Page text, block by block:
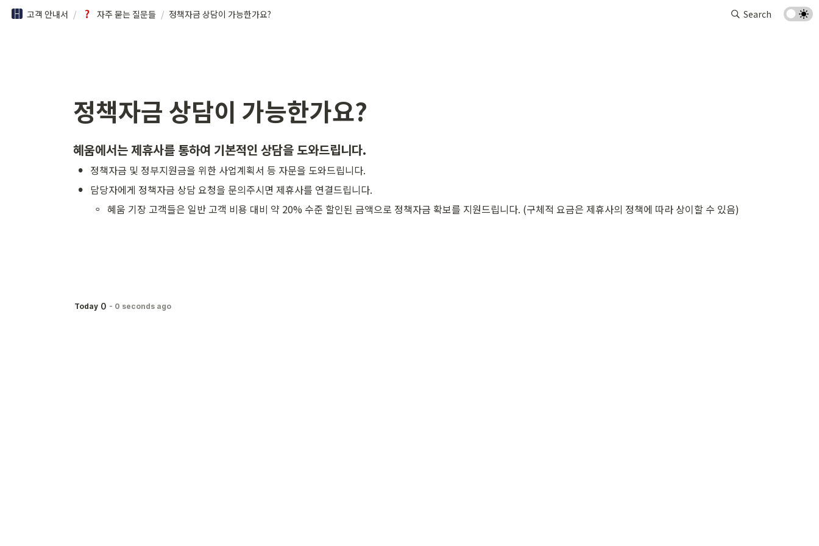
고객 안내서 / 자주 묻는 질문들 / 정책자금 상담이 가능한가요? Search
정책자금 상담이 가능한가요?
혜움에서는 제휴사를 통하여 기본적인 상담을 도와드립니다.
• 정책자금 및 정부지원금을 위한 사업계획서 등 자문을 도와드립니다.
• 담당자에게 정책자금 상담 요청을 문의주시면 제휴사를 연결드립니다.
◦ 혜움 기장 고객들은 일반 고객 비용 대비 약 20% 수준 할인된 금액으로 정책자금 확보를 지원드립니다. (구체적 요금은 제휴사의 정책에 따라 상이할 수 있음)
Today 0 - 0 seconds ago